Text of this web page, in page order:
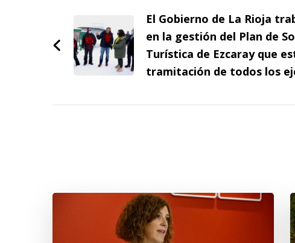
entradas
El Gobierno de La Rioja
en la gestión del Plan de
Turística de Ezcaray que
tramitación de todos los